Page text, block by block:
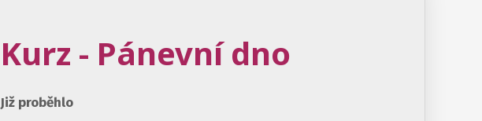
Kurz - Pánevní dno
Již proběhlo